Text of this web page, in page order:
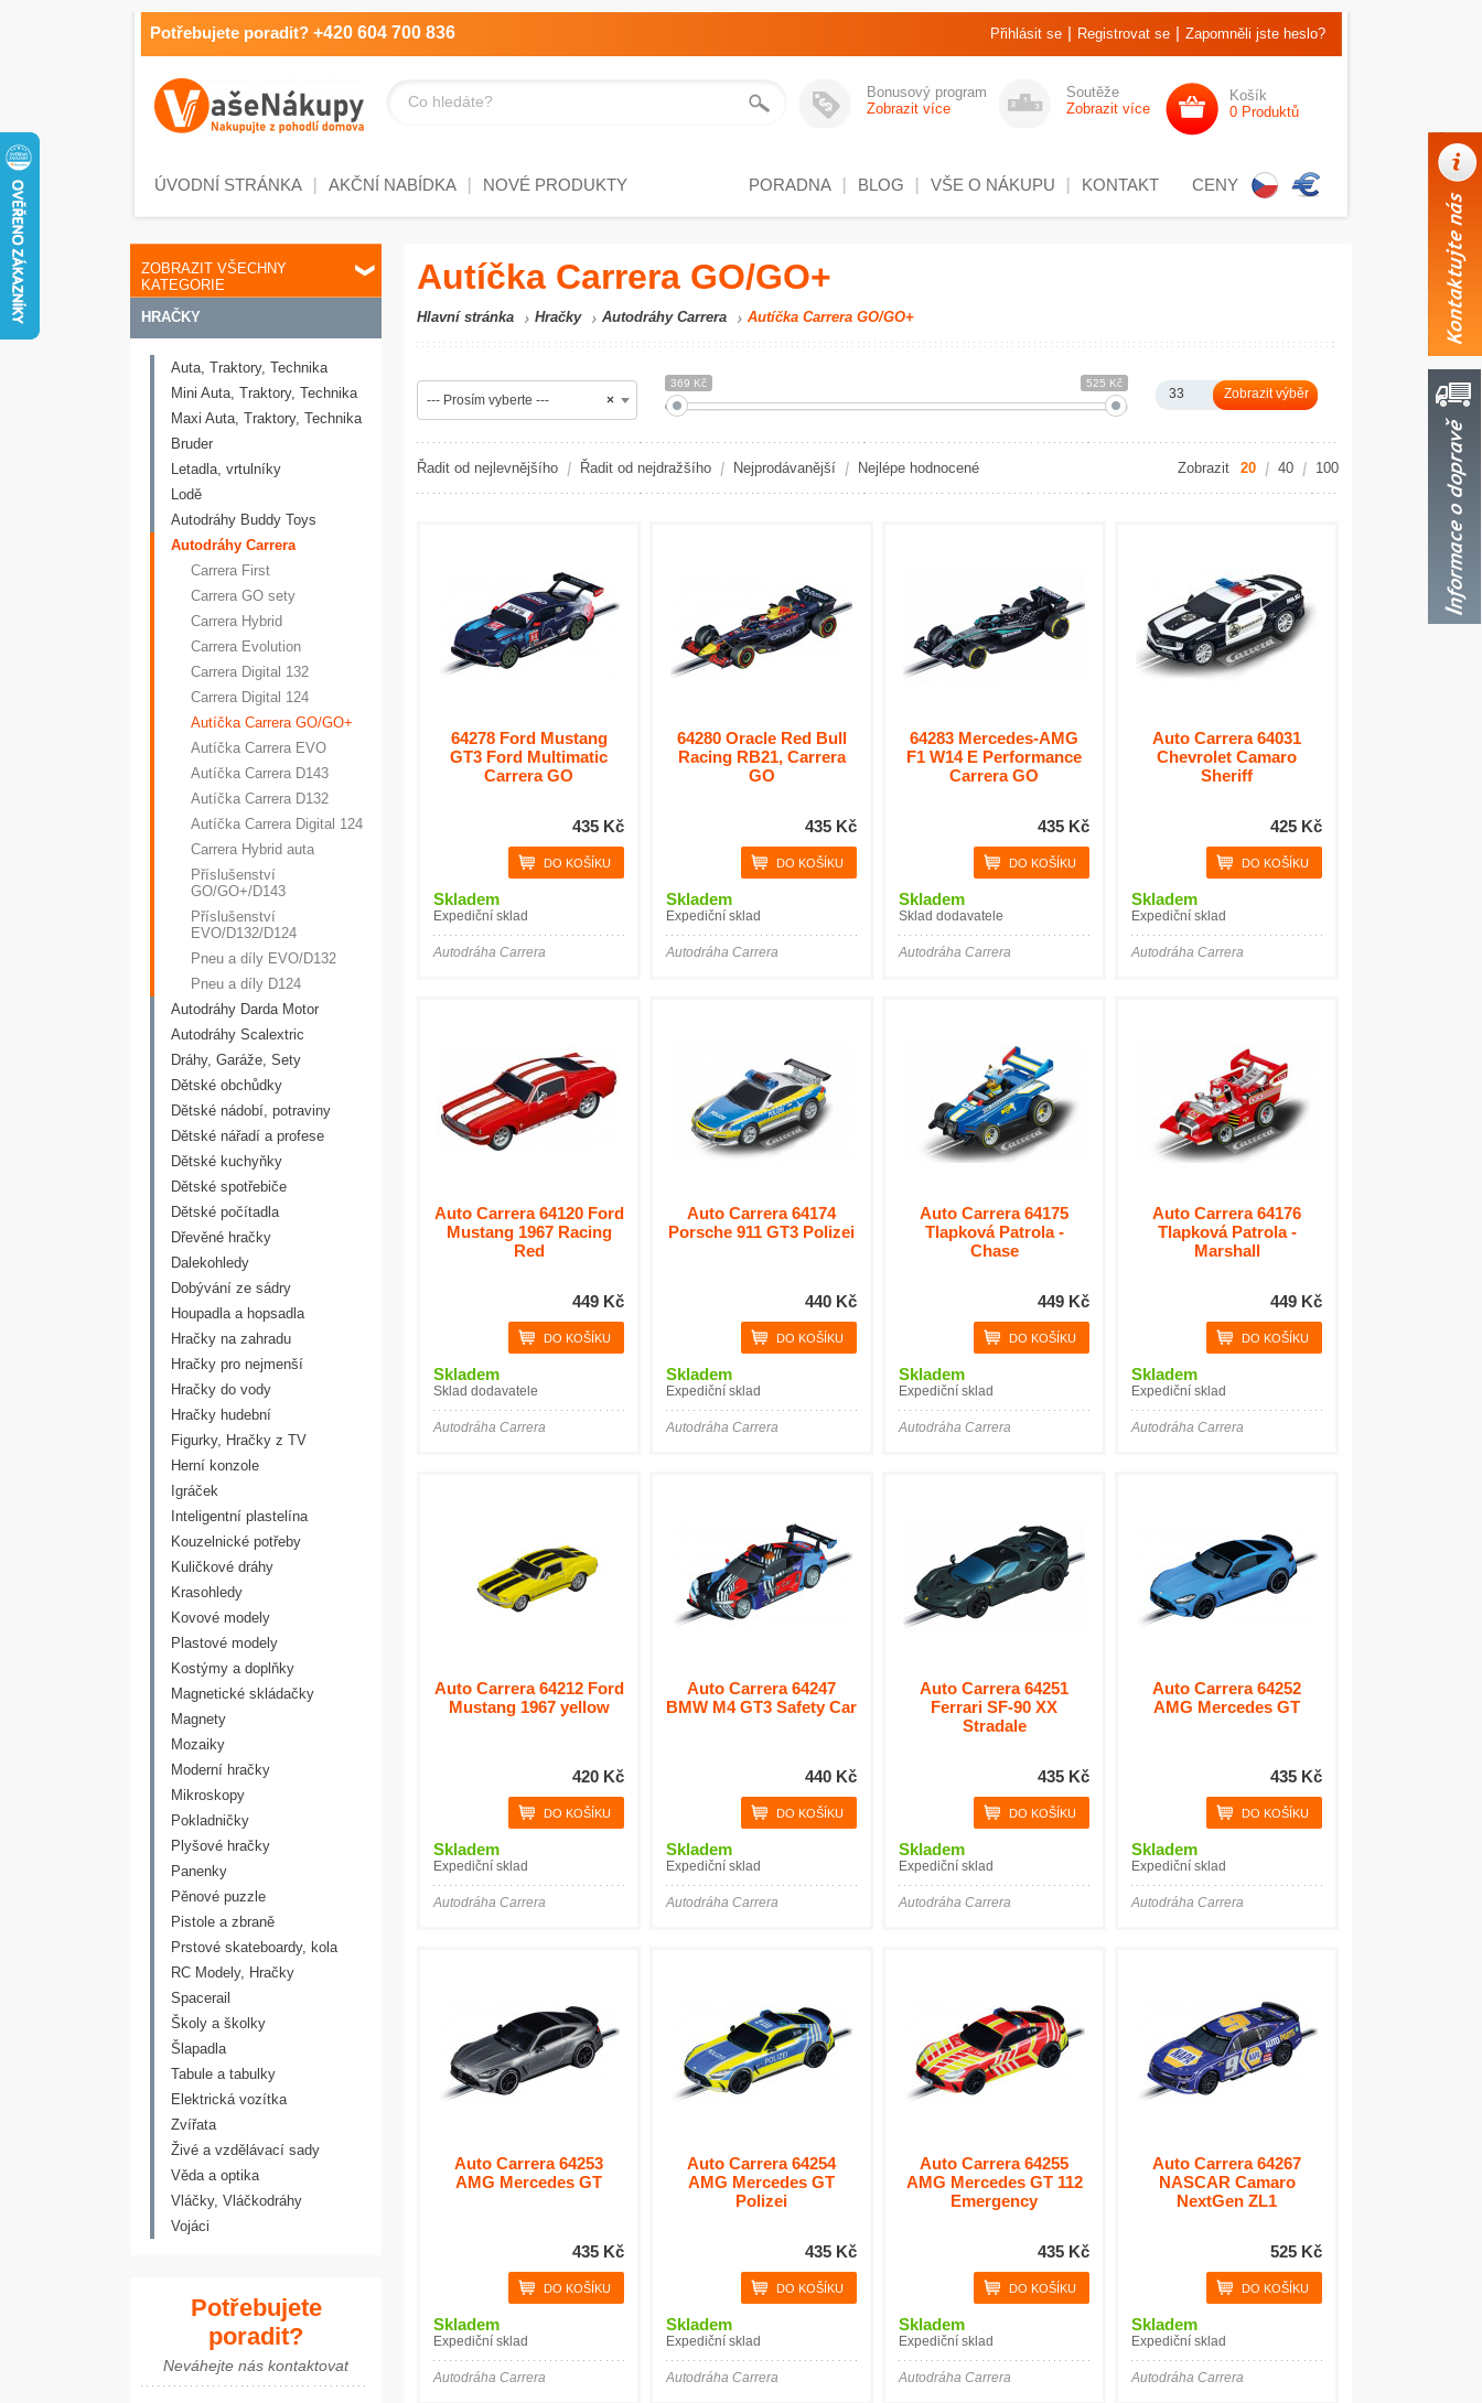
Potřebujete poradit? +420 604 700 836 Přihlásit se | Registrovat se | Zapomněli jste heslo?
Co hledáte?
Bonusový program
Zobrazit více
Soutěže
Zobrazit více
Košík
0 Produktů
ÚVODNÍ STRÁNKA AKČNÍ NABÍDKA NOVÉ PRODUKTY PORADNA BLOG VŠE O NÁKUPU KONTAKT CENY
ZOBRAZIT VŠECHNY
KATEGORIE
HRAČKY
Auta, Traktory, Technika
Mini Auta, Traktory, Technika
Maxi Auta, Traktory, Technika
Bruder
Letadla, vrtulníky
Lodě
Autodráhy Buddy Toys
Autodráhy Carrera
Carrera First
Carrera GO sety
Carrera Hybrid
Carrera Evolution
Carrera Digital 132
Carrera Digital 124
Autíčka Carrera GO/GO+
Autíčka Carrera EVO
Autíčka Carrera D143
Autíčka Carrera D132
Autíčka Carrera Digital 124
Carrera Hybrid auta
Příslušenství
GO/GO+/D143
Příslušenství
EVO/D132/D124
Pneu a díly EVO/D132
Pneu a díly D124
Autodráhy Darda Motor
Autodráhy Scalextric
Dráhy, Garáže, Sety
Dětské obchůdky
Dětské nádobí, potraviny
Dětské nářadí a profese
Dětské kuchyňky
Dětské spotřebiče
Dětské počítadla
Dřevěné hračky
Dalekohledy
Dobývání ze sádry
Houpadla a hopsadla
Hračky na zahradu
Hračky pro nejmenší
Hračky do vody
Hračky hudební
Figurky, Hračky z TV
Herní konzole
Igráček
Inteligentní plastelína
Kouzelnické potřeby
Kuličkové dráhy
Krasohledy
Kovové modely
Plastové modely
Kostýmy a doplňky
Magnetické skládačky
Magnety
Mozaiky
Moderní hračky
Mikroskopy
Pokladničky
Plyšové hračky
Panenky
Pěnové puzzle
Pistole a zbraně
Prstové skateboardy, kola
RC Modely, Hračky
Spacerail
Školy a školky
Šlapadla
Tabule a tabulky
Elektrická vozítka
Zvířata
Živé a vzdělávací sady
Věda a optika
Vláčky, Vláčkodráhy
Vojáci
Potřebujete
poradit?
Neváhejte nás kontaktovat
Autíčka Carrera GO/GO+
Hlavní stránka Hračky Autodráhy Carrera Autíčka Carrera GO/GO+
×
--- Prosím vyberte ---
369 Kč 525 Kč
33
Řadit od nejlevnějšího Řadit od nejdražšího Nejprodávanější Nejlépe hodnocené Zobrazit 20 40 100
64278 Ford Mustang
GT3 Ford Multimatic
Carrera GO
435 Kč
Skladem
Expediční sklad
Autodráha Carrera
64280 Oracle Red Bull
Racing RB21, Carrera
GO
435 Kč
Skladem
Expediční sklad
Autodráha Carrera
64283 Mercedes-AMG
F1 W14 E Performance
Carrera GO
435 Kč
Skladem
Sklad dodavatele
Autodráha Carrera
Auto Carrera 64031
Chevrolet Camaro
Sheriff
425 Kč
Skladem
Expediční sklad
Autodráha Carrera
Auto Carrera 64120 Ford
Mustang 1967 Racing
Red
449 Kč
Skladem
Sklad dodavatele
Autodráha Carrera
Auto Carrera 64174
Porsche 911 GT3 Polizei
440 Kč
Skladem
Expediční sklad
Autodráha Carrera
Auto Carrera 64175
Tlapková Patrola -
Chase
449 Kč
Skladem
Expediční sklad
Autodráha Carrera
Auto Carrera 64176
Tlapková Patrola -
Marshall
449 Kč
Skladem
Expediční sklad
Autodráha Carrera
Auto Carrera 64212 Ford
Mustang 1967 yellow
420 Kč
Skladem
Expediční sklad
Autodráha Carrera
Auto Carrera 64247
BMW M4 GT3 Safety Car
440 Kč
Skladem
Expediční sklad
Autodráha Carrera
Auto Carrera 64251
Ferrari SF-90 XX
Stradale
435 Kč
Skladem
Expediční sklad
Autodráha Carrera
Auto Carrera 64252
AMG Mercedes GT
435 Kč
Skladem
Expediční sklad
Autodráha Carrera
Auto Carrera 64253
AMG Mercedes GT
435 Kč
Skladem
Expediční sklad
Autodráha Carrera
Auto Carrera 64254
AMG Mercedes GT
Polizei
435 Kč
Skladem
Expediční sklad
Autodráha Carrera
Auto Carrera 64255
AMG Mercedes GT 112
Emergency
435 Kč
Skladem
Expediční sklad
Autodráha Carrera
Auto Carrera 64267
NASCAR Camaro
NextGen ZL1
525 Kč
Skladem
Expediční sklad
Autodráha Carrera